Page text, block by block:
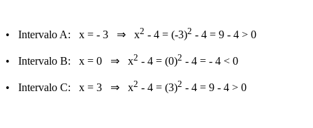
• Intervalo A: x = - 3 ⇒ x2 - 4 = (-3)2 - 4 = 9 - 4 > 0
• Intervalo B: x = 0 ⇒ x2 - 4 = (0)2 - 4 = - 4 < 0
• Intervalo C: x = 3 ⇒ x2 - 4 = (3)2 - 4 = 9 - 4 > 0